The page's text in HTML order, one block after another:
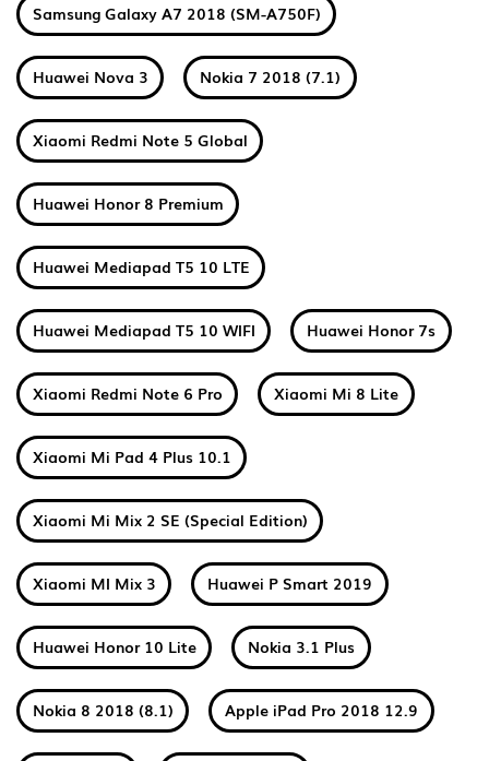
Samsung Galaxy A7 2018 (SM-A750F)
Huawei Nova 3 Nokia 7 2018 (7.1)
Xiaomi Redmi Note 5 Global
Huawei Honor 8 Premium
Huawei Mediapad T5 10 LTE
Huawei Mediapad T5 10 WIFI Huawei Honor 7s
Xiaomi Redmi Note 6 Pro Xiaomi Mi 8 Lite
Xiaomi Mi Pad 4 Plus 10.1
Xiaomi Mi Mix 2 SE (Special Edition)
Xiaomi MI Mix 3 Huawei P Smart 2019
Huawei Honor 10 Lite Nokia 3.1 Plus
Nokia 8 2018 (8.1) Apple iPad Pro 2018 12.9